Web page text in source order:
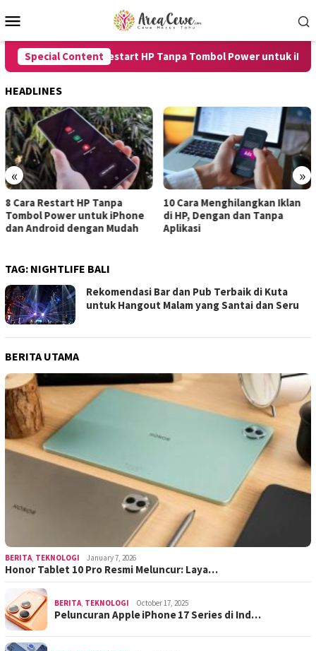
to
Menu
Special Content
8 Cara Restart HP Tanpa Tombol Power untuk iPhone
HEADLINES
« »
Cara Restart HP Tanpa
Power untuk iPhone
Android dengan Mudah
10 Cara Menghilangkan Iklan
di HP, Dengan dan Tanpa
Aplikasi
TAG: NIGHTLIFE BALI
Rekomendasi Bar dan Pub Terbaik di Kuta
untuk Hangout Malam yang Santai dan Seru
BERITA UTAMA
BERITA TEKNOLOGI January 7, 2026
Honor Tablet 10 Pro Resmi Meluncur: Laya…
BERITA TEKNOLOGI October 17, 2025
Peluncuran Apple iPhone 17 Series di Ind…